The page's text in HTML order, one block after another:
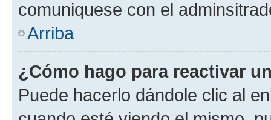
comuniquese con el
Arriba
¿Cómo hago para reactivar
Puede hacerlo dándole clic al